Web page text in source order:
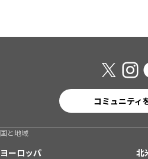
コミュニティ
国と地域
ヨーロッパ
北